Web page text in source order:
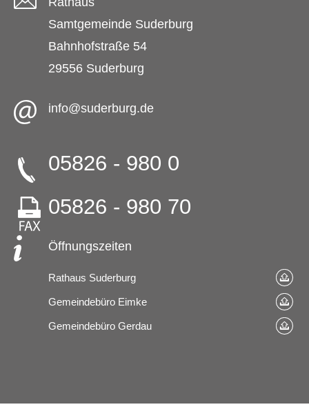
Samtgemeinde Suderburg
Bahnhofstraße 54
29556 Suderburg
info@suderburg.de
05826 - 980 0
05826 - 980 70
Öffnungszeiten
Rathaus Suderburg
Gemeindebüro Eimke
Gemeindebüro Gerdau